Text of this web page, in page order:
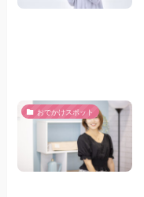
おでかけスポット